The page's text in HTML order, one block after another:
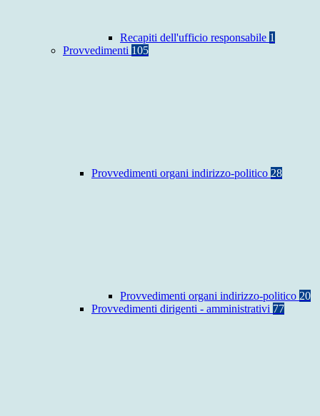
Recapiti dell'ufficio responsabile 1
Provvedimenti 105
Provvedimenti organi indirizzo-politico 28
Provvedimenti organi indirizzo-politico 20
Provvedimenti dirigenti - amministrativi 77